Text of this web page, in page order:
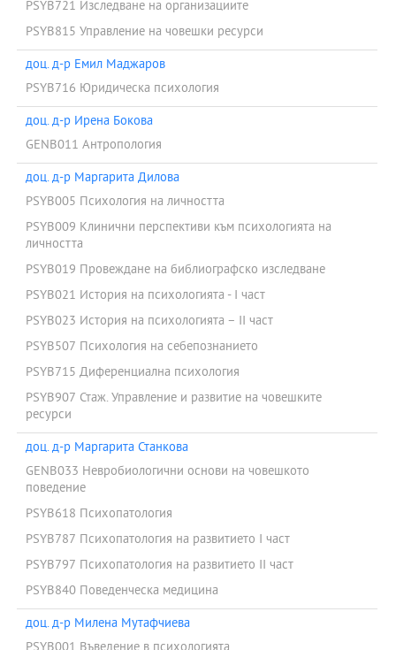
PSYB721 Изследване на организациите
PSYB815 Управление на човешки ресурси
доц. д-р Емил Маджаров
PSYB716 Юридическа психология
доц. д-р Ирена Бокова
GENB011 Антропология
доц. д-р Маргарита Дилова
PSYB005 Психология на личността
PSYB009 Клинични перспективи към психологията на
личността
PSYB019 Провеждане на библиографско изследване
PSYB021 История на психологията - I част
PSYB023 История на психологията – II част
PSYB507 Психология на себепознанието
PSYB715 Диференциална психология
PSYB907 Стаж. Управление и развитие на човешките
ресурси
доц. д-р Маргарита Станкова
GENB033 Невробиологични основи на човешкото
поведение
PSYB618 Психопатология
PSYB787 Психопатология на развитието І част
PSYB797 Психопатология на развитието ІІ част
PSYB840 Поведенческа медицина
доц. д-р Милена Мутафчиева